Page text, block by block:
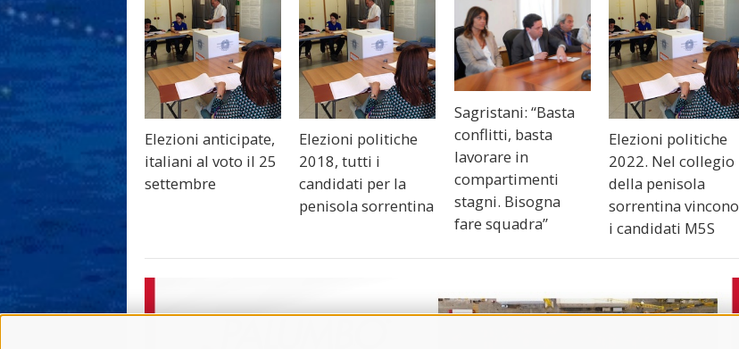
Elezioni anticipate,
italiani al voto il 25
settembre
Elezioni politiche
2018, tutti i
candidati per la
penisola sorrentina
Sagristani: “Basta
conflitti, basta
lavorare in
compartimenti
stagni. Bisogna
fare squadra”
Elezioni politiche
2022. Nel collegio
della penisola
sorrentina vincono
i candidati M5S